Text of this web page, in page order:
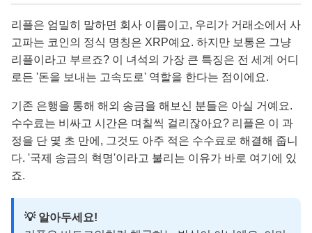
리플은 엄밀히 말하면 회사 이름이고, 우리가 거래소에서 사
고파는 코인의 정식 명칭은 XRP예요. 하지만 보통은 그냥
리플이라고 부르죠? 이 녀석의 가장 큰 특징은 전 세계 어디
로든 '돈을 보내는 고속도로' 역할을 한다는 점이에요.
기존 은행을 통해 해외 송금을 해보신 분들은 아실 거예요.
수수료는 비싸고 시간은 며칠씩 걸리잖아요? 리플은 이 과
정을 단 몇 초 만에, 그것도 아주 적은 수수료로 해결해 줍니
다. '국제 송금의 혁명'이라고 불리는 이유가 바로 여기에 있
죠.
💡 알아두세요!